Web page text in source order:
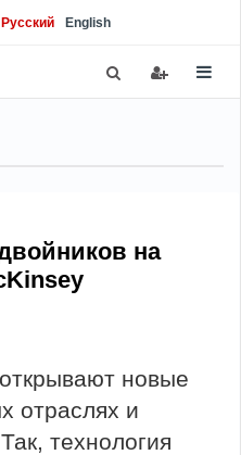
Русский English
на
новые
отраслях и
технология